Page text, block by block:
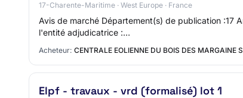
17-Charente-Maritime · West Europe · France
Avis de marché Département(s) de publication :17
l'entité adjudicatrice :…
Acheteur: CENTRALE EOLIENNE DU BOIS DES MARGAINE S
Elpf - travaux - vrd (formalisé) lot 1